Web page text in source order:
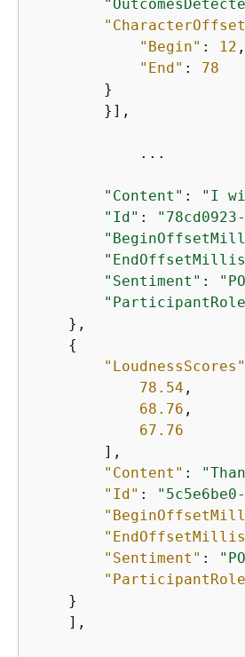
"Begin" : 12 ,
"End" : 78
        }
        }],
            ...
"Content" :
"I
"Id" :
"Sentiment" :
    },
{
"LoudnessScores"
78.54 ,
68.76 ,
67.76
        ],
"Content" :
"Id" :
"Sentiment" :
    }
    ],